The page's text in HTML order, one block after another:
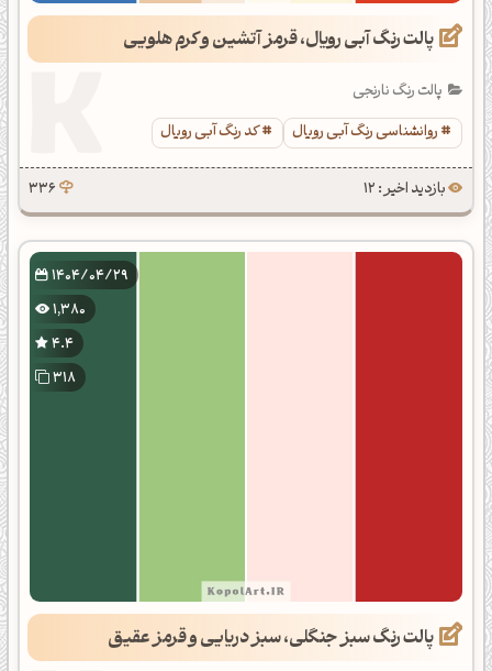
پالت رنگ آبی رویال، قرمز آتشین و کرم هلویی
پالت رنگ نارنجی
روانشناسی رنگ آبی رویال
کد رنگ آبی رویال
بازدید اخیر : 12 336
1404/04/29
1,380
4.4
318
پالت رنگ سبز جنگلی، سبز دریایی و قرمز عقیق